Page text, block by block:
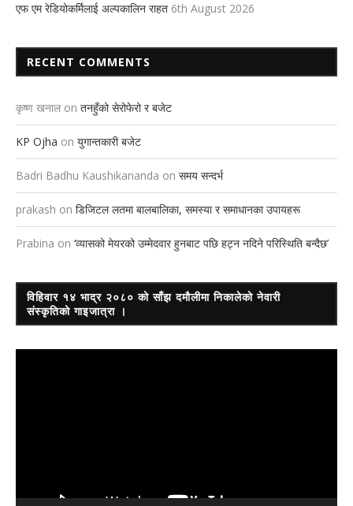
एफ एम रेडियोकर्मिलाई अल्पकालिन राहत 6th August 2026
RECENT COMMENTS
कृष्ण खनाल on तनहुँको सेरोफेरो र बजेट
KP Ojha on युगान्तकारी बजेट
Badri Badhu Kaushikananda on समय सन्दर्भ
prakash on डिजिटल लतमा बालबालिका, समस्या र समाधानका उपायहरू
Prabina on ‘व्यासको मेयरको उम्मेदवार हुनबाट पछि हट्न नदिने परिस्थिति बन्दैछ’
विहिवार १४ भाद्र २०८० को साँझ दमौलीमा निकालेको नेवारी
संस्कृतिको गाइजात्रा ।